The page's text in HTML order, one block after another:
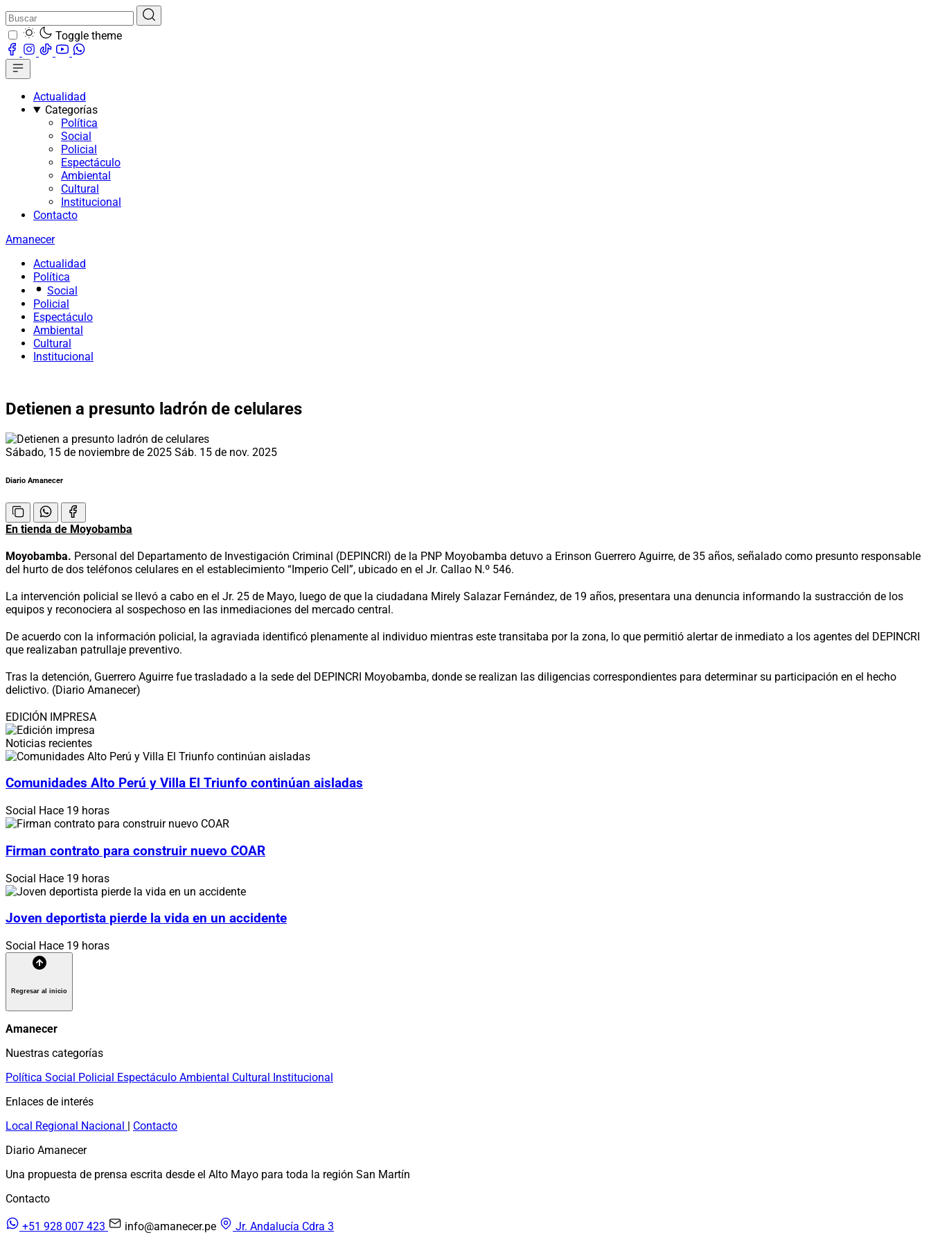
Toggle theme
Actualidad
Categorías
Política
Social
Policial
Espectáculo
Ambiental
Cultural
Institucional
Contacto
Amanecer
Actualidad
Política
Social
Policial
Espectáculo
Ambiental
Cultural
Institucional
Detienen a presunto ladrón de celulares
Sábado, 15 de noviembre de 2025 Sáb. 15 de nov. 2025
Diario Amanecer
En tienda de Moyobamba
Moyobamba. Personal del Departamento de Investigación Criminal (DEPINCRI) de la PNP Moyobamba detuvo a Erinson Guerrero Aguirre, de 35 años, señalado como presunto responsable
del hurto de dos teléfonos celulares en el establecimiento “Imperio Cell”, ubicado en el Jr. Callao N.º 546.
La intervención policial se llevó a cabo en el Jr. 25 de Mayo, luego de que la ciudadana Mirely Salazar Fernández, de 19 años, presentara una denuncia informando la sustracción de los
equipos y reconociera al sospechoso en las inmediaciones del mercado central.
De acuerdo con la información policial, la agraviada identificó plenamente al individuo mientras este transitaba por la zona, lo que permitió alertar de inmediato a los agentes del DEPINCRI
que realizaban patrullaje preventivo.
Tras la detención, Guerrero Aguirre fue trasladado a la sede del DEPINCRI Moyobamba, donde se realizan las diligencias correspondientes para determinar su participación en el hecho
delictivo. (Diario Amanecer)
EDICIÓN IMPRESA
Noticias recientes
Comunidades Alto Perú y Villa El Triunfo continúan aisladas
Social Hace 19 horas
Firman contrato para construir nuevo COAR
Social Hace 19 horas
Joven deportista pierde la vida en un accidente
Social Hace 19 horas
Regresar al inicio
Amanecer
Nuestras categorías
Política Social Policial Espectáculo Ambiental Cultural Institucional
Enlaces de interés
Local Regional Nacional | Contacto
Diario Amanecer
Una propuesta de prensa escrita desde el Alto Mayo para toda la región San Martín
Contacto
+51 928 007 423 info@amanecer.pe Jr. Andalucía Cdra 3